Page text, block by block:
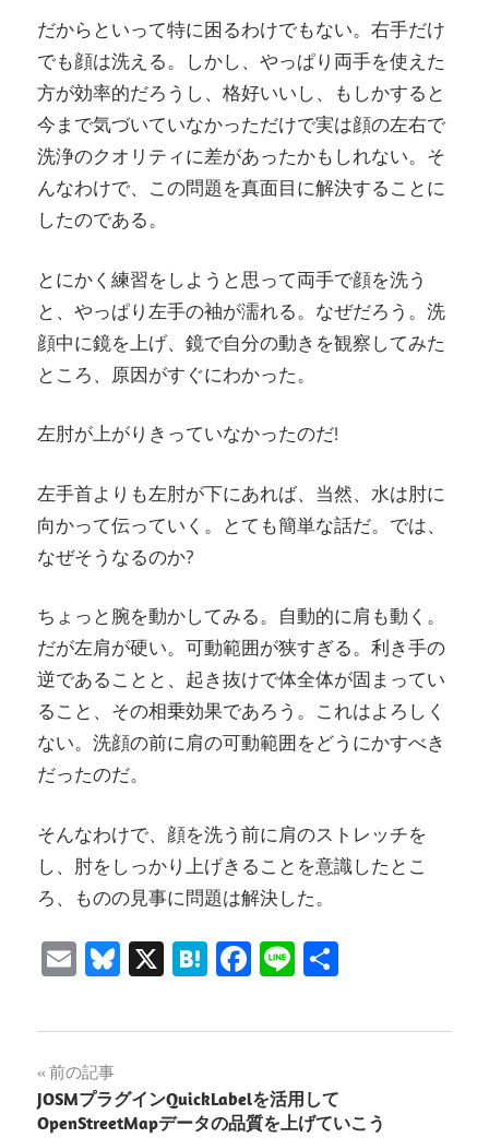
だからといって特に困るわけでもない。右手だけ
でも顔は洗える。しかし、やっぱり両手を使えた
方が効率的だろうし、格好いいし、もしかすると
今まで気づいていなかっただけで実は顔の左右で
洗浄のクオリティに差があったかもしれない。そ
んなわけで、この問題を真面目に解決することに
したのである。
とにかく練習をしようと思って両手で顔を洗う
と、やっぱり左手の袖が濡れる。なぜだろう。洗
顔中に鏡を上げ、鏡で自分の動きを観察してみた
ところ、原因がすぐにわかった。
左肘が上がりきっていなかったのだ!
左手首よりも左肘が下にあれば、当然、水は肘に
向かって伝っていく。とても簡単な話だ。では、
なぜそうなるのか?
ちょっと腕を動かしてみる。自動的に肩も動く。
だが左肩が硬い。可動範囲が狭すぎる。利き手の
逆であることと、起き抜けで体全体が固まってい
ること、その相乗効果であろう。これはよろしく
ない。洗顔の前に肩の可動範囲をどうにかすべき
だったのだ。
そんなわけで、顔を洗う前に肩のストレッチを
し、肘をしっかり上げきることを意識したとこ
ろ、ものの見事に問題は解決した。
EmailBluesky
X Hatena
Facebook
Line
投
稿
前の記事
JOSMプラグインQuickLabelを活用して
OpenStreetMapデータの品質を上げていこう